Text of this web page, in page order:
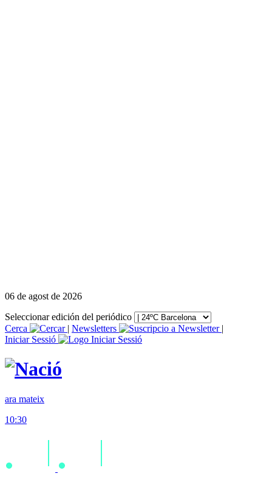
06 de agost de 2026
Seleccionar edición del periódico
Cerca
| Newsletters
|
Iniciar Sessió
ara mateix
10:30